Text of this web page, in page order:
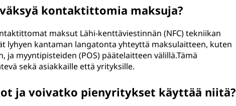
kontaktittomia maksuja?
maksut Lähi-kenttäviestinnän (NFC) tekniikan
lyhyen kantaman langatonta yhteyttä maksulaitteen, kuten
myyntipisteiden (POS) päätelaitteen välillä.Tämä
sekä asiakkaille että yrityksille.
ja voivatko pienyritykset käyttää niitä?